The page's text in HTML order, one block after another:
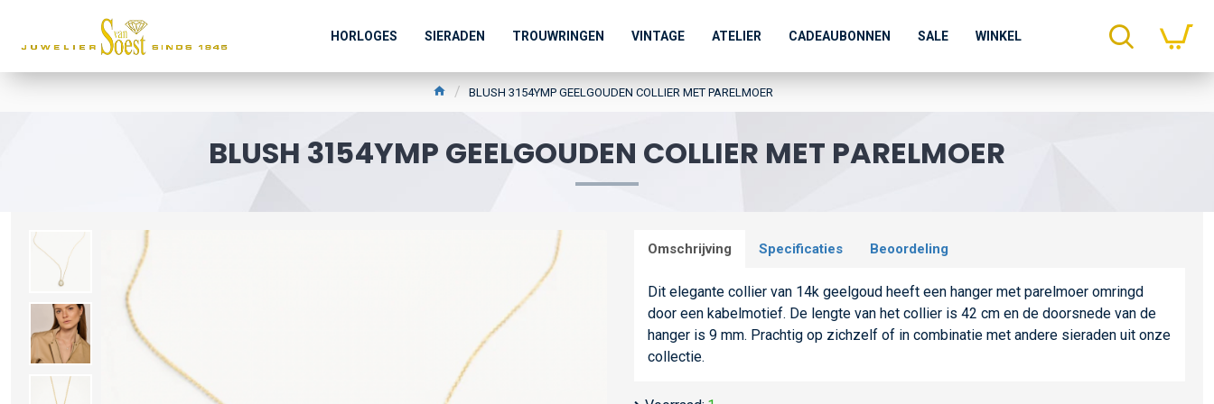
HORLOGES SIERADEN TROUWRINGEN VINTAGE ATELIER CADEAUBONNEN SALE WINKEL
BLUSH 3154YMP GEELGOUDEN COLLIER MET PARELMOER
BLUSH 3154YMP GEELGOUDEN COLLIER MET PARELMOER
Omschrijving Specificaties Beoordeling
Dit elegante collier van 14k geelgoud heeft een hanger met parelmoer omringd
door een kabelmotief. De lengte van het collier is 42 cm en de doorsnede van de
hanger is 9 mm. Prachtig op zichzelf of in combinatie met andere sieraden uit onze
collectie.